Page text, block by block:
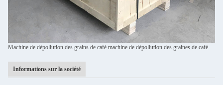
Machine de dépollution des grains de café machine de dépollution des graines de café
Informations sur la société